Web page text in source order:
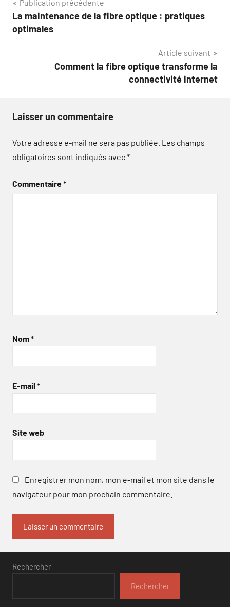
Navigation
de
Publication précédente
La maintenance de la fibre optique : pratiques
optimales
Article suivant
Comment la fibre optique transforme la
connectivité internet
Laisser un commentaire
Votre adresse e-mail ne sera pas publiée. Les champs
obligatoires sont indiqués avec*
Commentaire*
Nom*
E-mail *
Site web
Enregistrer mon nom, mon e-mail et mon site dans le
navigateur pour mon prochain commentaire.
Rechercher
Rechercher